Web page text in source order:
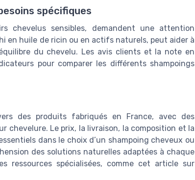
spécifiques
chevelus sensibles, demandent une attention
en huile de ricin ou en actifs naturels, peut aider à
du chevelu. Les avis clients et la note en
pour comparer les différents shampoings
des produits fabriqués en France, avec des
chevelure. Le prix, la livraison, la composition et la
dans le choix d’un shampoing cheveux ou
des solutions naturelles adaptées à chaque
spécialisées, comme cet article sur